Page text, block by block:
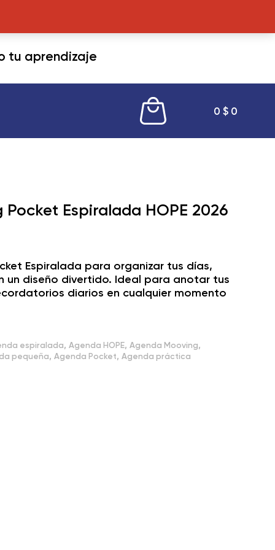
tu aprendizaje
0 $ 0
Espiralada HOPE 2026
Espiralada para organizar tus días,
un diseño divertido. Ideal para anotar tus
diarios en cualquier momento
espiralada,Agenda HOPE,Agenda Mooving,
pequeña,Agenda Pocket,Agenda práctica